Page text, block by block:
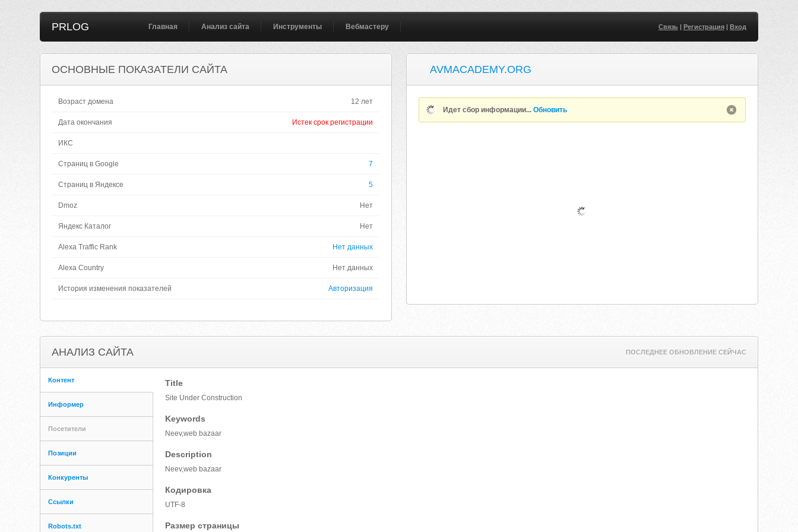
PRLOG Главная Анализ сайта Инструменты Вебмастеру Связь| Регистрация| Вход
ОСНОВНЫЕ ПОКАЗАТЕЛИ САЙТА
Возраст домена 12 лет
Дата окончания Истек срок регистрации
ИКС
Страниц в Google 7
Страниц в Яндексе 5
Dmoz Нет
Яндекс Каталог Нет
Alexa Traffic Rank Нет данных
Alexa Country Нет данных
История изменения показателей Авторизация
AVMACADEMY.ORG
Идет сбор информации...Обновить
АНАЛИЗ САЙТА ПОСЛЕДНЕЕ ОБНОВЛЕНИЕ СЕЙЧАС
Контент
Информер
Посетители
Позиции
Конкуренты
Ссылки
Robots.txt
Title
Site Under Construction
Keywords
Neev,web bazaar
Description
Neev,web bazaar
Кодировка
UTF-8
Размер страницы